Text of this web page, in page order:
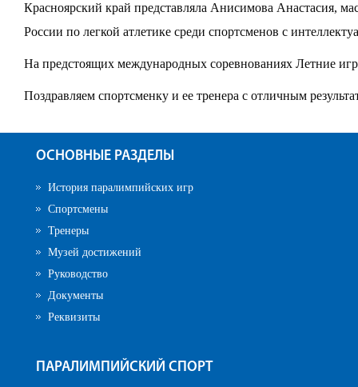
Красноярский край представляла Анисимова Анастасия,
России по легкой атлетике среди спортсменов с
На предстоящих международных соревнованиях Летние
Поздравляем спортсменку и ее тренера с отличным
ОСНОВНЫЕ РАЗДЕЛЫ
История паралимпийских игр
Спортсмены
Тренеры
Музей достижений
Руководство
Документы
Реквизиты
ПАРАЛИМПИЙСКИЙ СПОРТ